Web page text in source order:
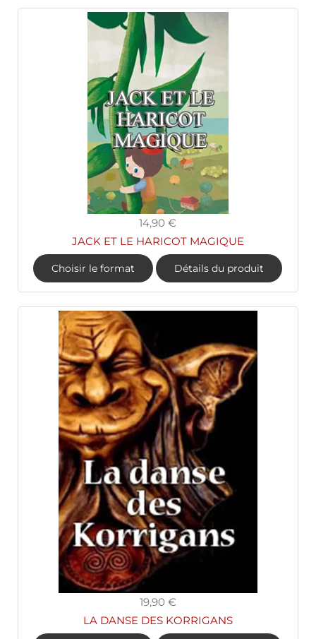
14,90 €
JACK ET LE HARICOT MAGIQUE
Choisir le format Détails du produit
19,90 €
LA DANSE DES KORRIGANS